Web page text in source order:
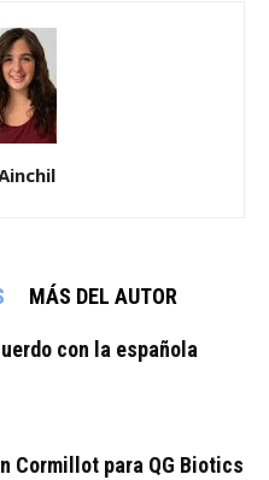
MÁS DEL AUTOR
con la española
Cormillot para QG Biotics